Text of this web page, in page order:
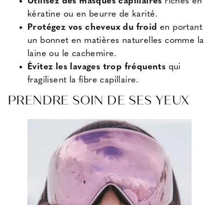
kératine ou en beurre de karité.
Protégez vos cheveux du froid en portant
un bonnet en matières naturelles comme la
laine ou le cachemire.
Évitez les lavages trop fréquents qui
fragilisent la fibre capillaire.
PRENDRE SOIN DE SES YEUX